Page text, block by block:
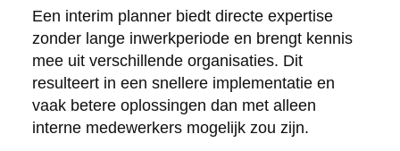
Een interim planner biedt directe expertise
zonder lange inwerkperiode en brengt kennis
mee uit verschillende organisaties. Dit
resulteert in een snellere implementatie en
vaak betere oplossingen dan met alleen
interne medewerkers mogelijk zou zijn.